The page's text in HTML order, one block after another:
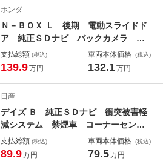
ｈ ＣＤ
ホンダ
Ｎ－ＢＯＸ Ｌ 後期 電動スライドド
ア 純正ＳＤナビ バックカメラ 衝
突被害軽減システム レーダークルー
ズ 禁煙車 ドラレコ コーナーセン
ートライト
支払総額 (税込)
139.9万円
車両本体価格 (税込)
132.1万円
日産
デイズ Ｂ 純正ＳＤナビ 衝突被害軽
減システム 禁煙車 コーナーセンサ
ー 車線逸脱警報 シガーソケット
オートライト Ｂｌｕｅｔｏｏｔｈ
支払総額 (税込)
89.9万円
車両本体価格 (税込)
79.5万円